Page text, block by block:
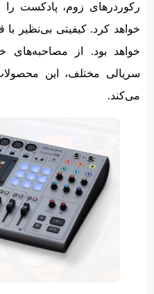
رکوردرهای زوم، پادکست
خواهد کرد. کیفیتی بی‌نظیر
خواهد بود. از مصاحبه‌های
سریالی مختلف، این
می‌کند.